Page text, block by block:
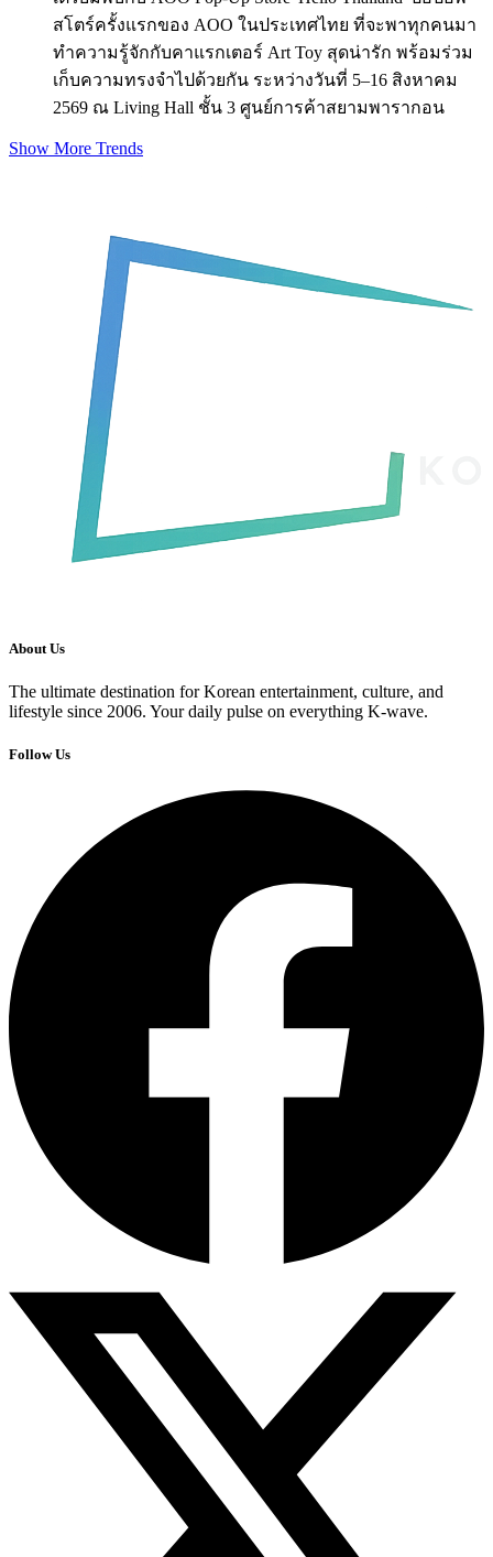
สโตร์ครั้งแรกของ AOO ในประเทศไทย ที่จะพาทุกคนมา
ทำความรู้จักกับคาแรกเตอร์ Art Toy สุดน่ารัก พร้อมร่วม
เก็บความทรงจำไปด้วยกัน ระหว่างวันที่ 5–16 สิงหาคม
2569 ณ Living Hall ชั้น 3 ศูนย์การค้าสยามพารากอน
Show More Trends
About Us
The ultimate destination for Korean entertainment, culture, and
lifestyle since 2006. Your daily pulse on everything K-wave.
Follow Us